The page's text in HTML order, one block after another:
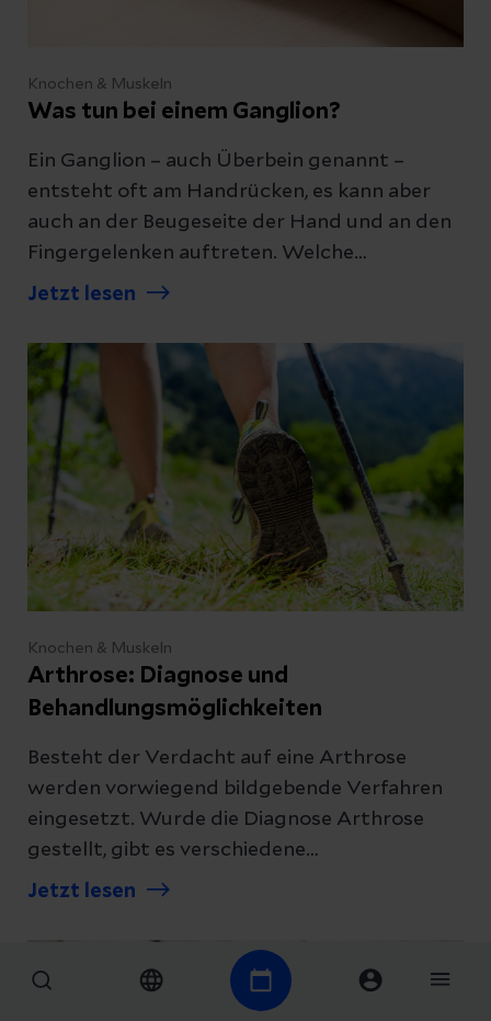
Knochen & Muskeln
Was tun bei einem Ganglion?
Ein Ganglion – auch Überbein genannt –
entsteht oft am Handrücken, es kann aber
auch an der Beugeseite der Hand und an den
Fingergelenken auftreten. Welche
Beschwerden ein Ganglion macht und wie es
Jetzt lesen
Knochen & Muskeln
Arthrose: Diagnose und
Behandlungsmöglichkeiten
Besteht der Verdacht auf eine Arthrose
werden vorwiegend bildgebende Verfahren
eingesetzt. Wurde die Diagnose Arthrose
gestellt, gibt es verschiedene
Behandlungsmöglichkeiten, um die
einen Überblick.
Jetzt lesen